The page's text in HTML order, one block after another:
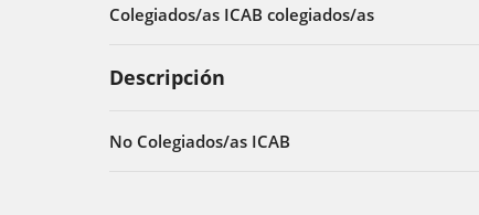
Colegiados/as ICAB colegiados/as
Descripción
No Colegiados/as ICAB